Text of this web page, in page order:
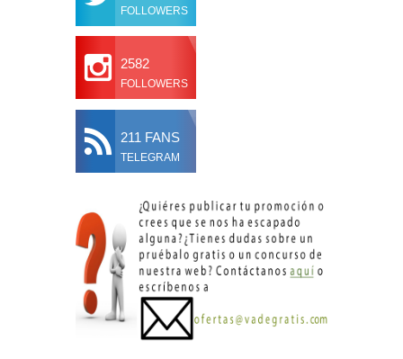
FOLLOWERS
2582
FOLLOWERS
211 FANS
TELEGRAM